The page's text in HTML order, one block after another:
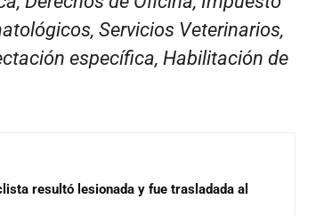
Servicios Veterinarios,
específica, Habilitación de
resultó lesionada y fue trasladada al